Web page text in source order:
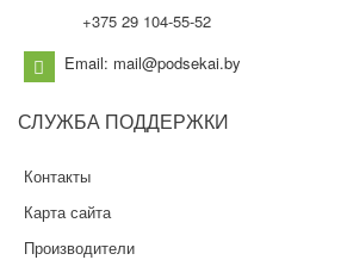
+375 29 104-55-52
Email: mail@podsekai.by
СЛУЖБА ПОДДЕРЖКИ
Контакты
Карта сайта
Производители